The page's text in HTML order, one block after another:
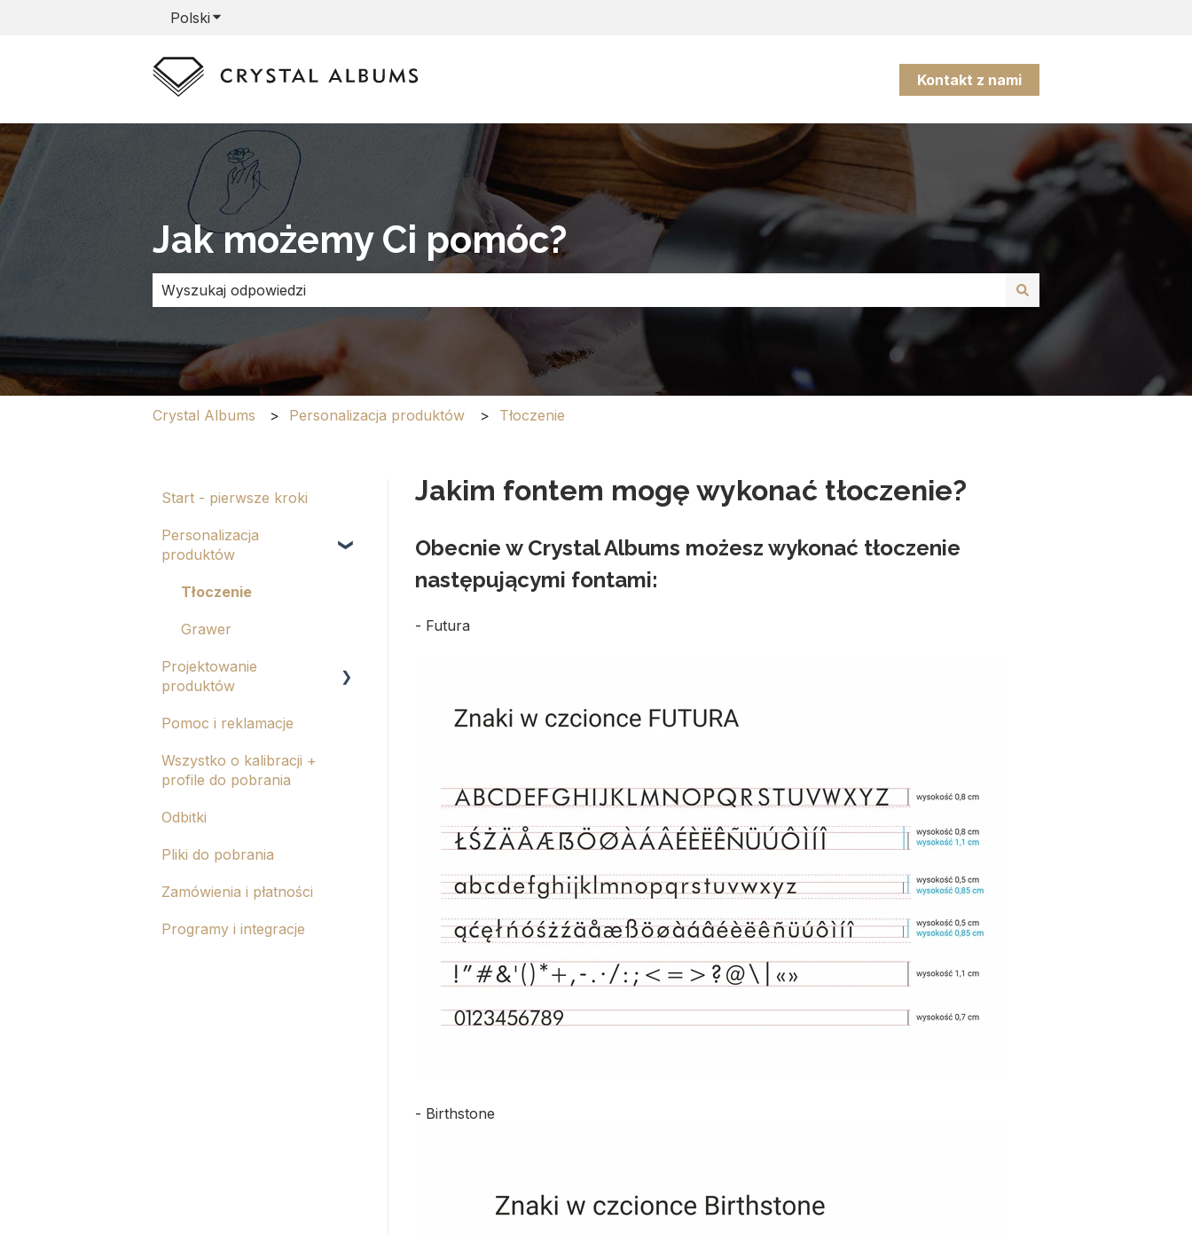
Polski Pokaż podmenu do tłumaczenia
Kontakt z nami
Jak możemy Ci pomóc?
Brak sugerowanych wyników, ponieważ pole wyszukiwania jest puste.
Crystal Albums Personalizacja produktów Tłoczenie
Jakim fontem mogę wykonać tłoczenie?
Obecnie w Crystal Albums możesz wykonać tłoczenie
następującymi fontami:
- Futura
- Birthstone
Start - pierwsze kroki
Personalizacja
produktów
Tłoczenie
Grawer
Projektowanie
produktów
Albumy eko i tablo
Kalendarze
Pomoc i reklamacje
Wszystko o kalibracji +
profile do pobrania
Odbitki
Pliki do pobrania
Zamówienia i płatności
Programy i integracje